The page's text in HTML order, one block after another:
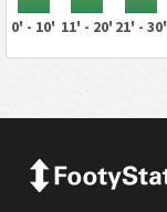
0' - 10' 11' - 20' 21' - 30'